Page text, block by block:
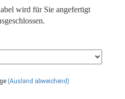
wird für Sie angefertigt
(Ausland abweichend)